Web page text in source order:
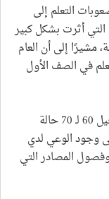
التعلم إلى
أثرت بشكل كبير
مشيرًا إلى أن العام
التعلم في الصف الأول
ولفت أبو رخية إلى أن العام الماضي شهد تسجيل 60 لـ 70 حالة
وجود الوعي لدي
المصادر التي